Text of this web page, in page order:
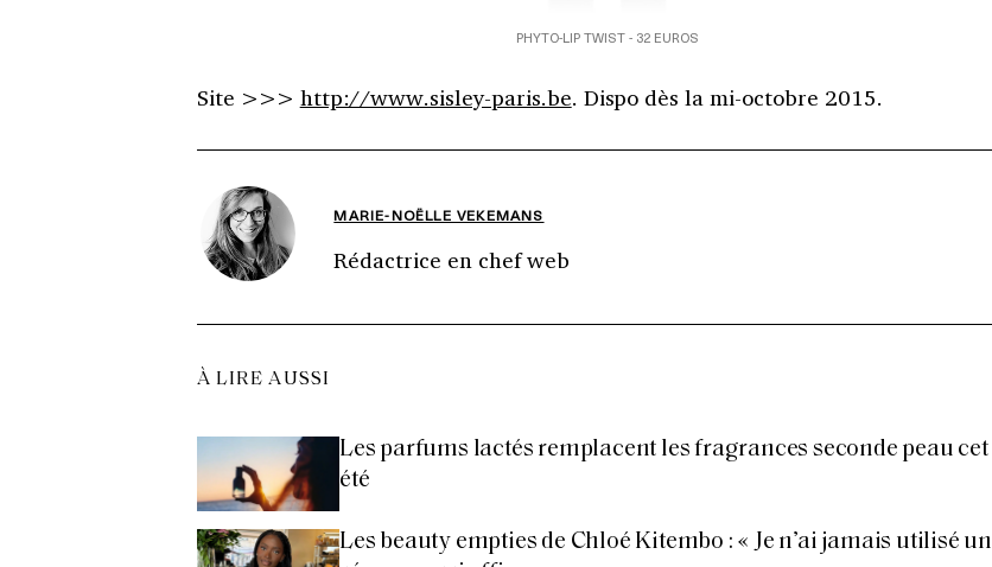
PHYTO-LIP TWIST - 32 EUROS
Site >>> http://www.sisley-paris.be. Dispo dès la mi-octobre 2015.
MARIE-NOËLLE VEKEMANS
Rédactrice en chef web
À LIRE AUSSI
Les parfums lactés remplacent les fragrances seconde peau cet
été
Les beauty empties de Chloé Kitembo : « Je n’ai jamais utilisé un